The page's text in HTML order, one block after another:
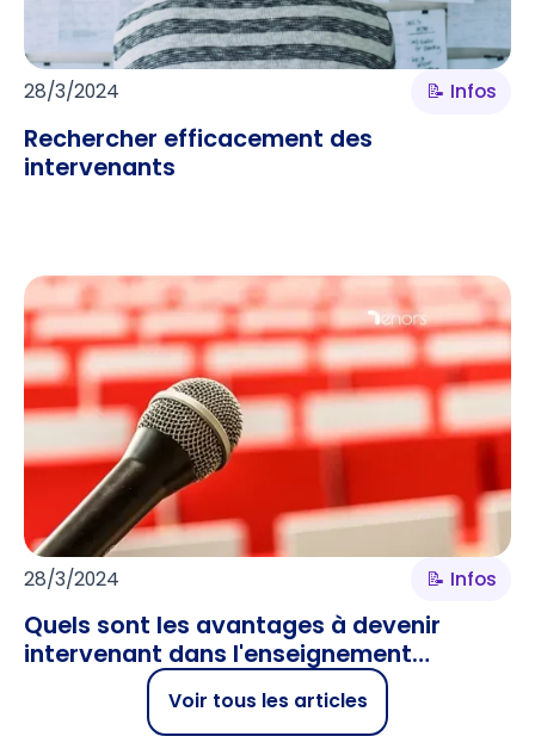
28/3/2024 📝 Infos
Rechercher efficacement des
intervenants
28/3/2024 📝 Infos
Quels sont les avantages à devenir
intervenant dans l'enseignement
supérieur ?
Voir tous les articles